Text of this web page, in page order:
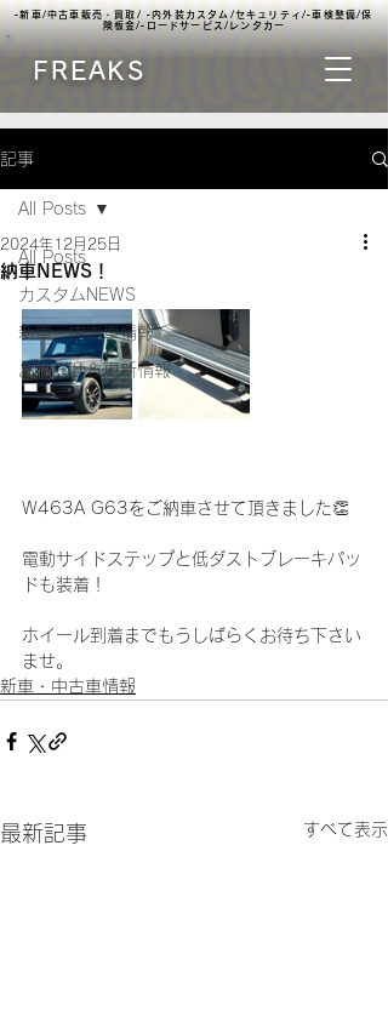
▫️新車/中古車販売・買取/ ▫️内外装カスタム/セキュリティ/▫️車検整備/保
険板金/▫️ロードサービス/レンタカー
FREAKS
記事
All Posts
カスタムNEWS
新車・中古車情報
お知らせ＆更新情報
All Posts
納車NEWS！
2024年12月25日
W463A G63をご納車させて頂きました👏
電動サイドステップと低ダストブレーキパッ
ドも装着！
ホイール到着までもうしばらくお待ち下さい
ませ。
新車・中古車情報
最新記事 すべて表示